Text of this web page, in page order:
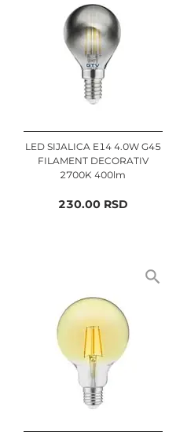
LED SIJALICA E14 4.0W G45
FILAMENT DECORATIV
2700K 400lm
230.00RSD